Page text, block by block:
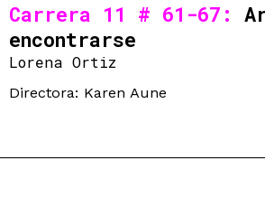
Carrera 11 # 61-67:
encontrarse
Lorena Ortiz
Directora: Karen Aune